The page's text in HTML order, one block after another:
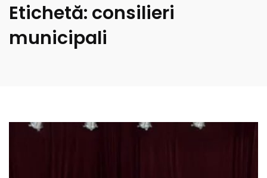
Etichetă: consilieri
municipali